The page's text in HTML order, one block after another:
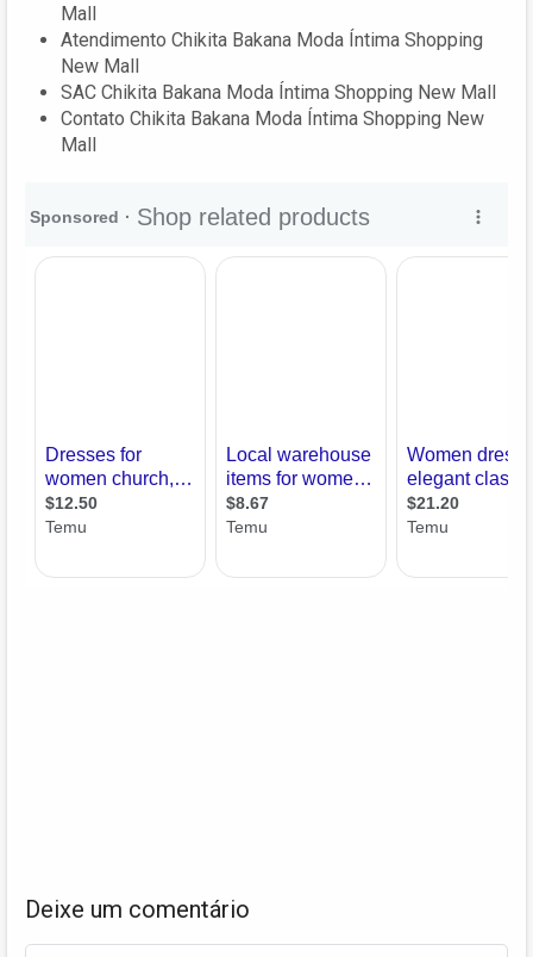
Mall
Atendimento Chikita Bakana Moda Íntima Shopping
New Mall
SAC Chikita Bakana Moda Íntima Shopping New Mall
Contato Chikita Bakana Moda Íntima Shopping New
Mall
Deixe um comentário